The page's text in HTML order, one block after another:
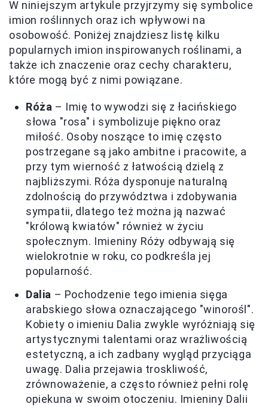
W niniejszym artykule przyjrzymy się symbolice
imion roślinnych oraz ich wpływowi na
osobowość. Poniżej znajdziesz listę kilku
popularnych imion inspirowanych roślinami, a
także ich znaczenie oraz cechy charakteru,
które mogą być z nimi powiązane.
Róża – Imię to wywodzi się z łacińskiego
słowa "rosa" i symbolizuje piękno oraz
miłość. Osoby noszące to imię często
postrzegane są jako ambitne i pracowite, a
przy tym wierność z łatwością dzielą z
najbliższymi. Róża dysponuje naturalną
zdolnością do przywództwa i zdobywania
sympatii, dlatego też można ją nazwać
"królową kwiatów" również w życiu
społecznym. Imieniny Róży odbywają się
wielokrotnie w roku, co podkreśla jej
popularność.
Dalia – Pochodzenie tego imienia sięga
arabskiego słowa oznaczającego "winorośl".
Kobiety o imieniu Dalia zwykle wyróżniają się
artystycznymi talentami oraz wrażliwością
estetyczną, a ich zadbany wygląd przyciąga
uwagę. Dalia przejawia troskliwość,
zrównoważenie, a często również pełni rolę
opiekuna w swoim otoczeniu. Imieniny Dalii